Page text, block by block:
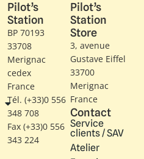
Pilot’s
Station
BP 70193
33708
Merignac
cedex
France
Tél. (+33)0 556
348 708
Fax (+33)0 556
343 224
Pilot’s
Station
Store
3, avenue
Gustave Eiffel​
33700
Merignac
France
Contact
Service
clients / SAV
Atelier